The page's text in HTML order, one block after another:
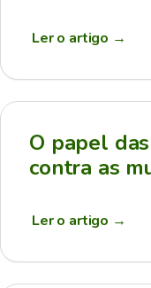
Ler o artigo →
O papel
contra as
Ler o artigo →